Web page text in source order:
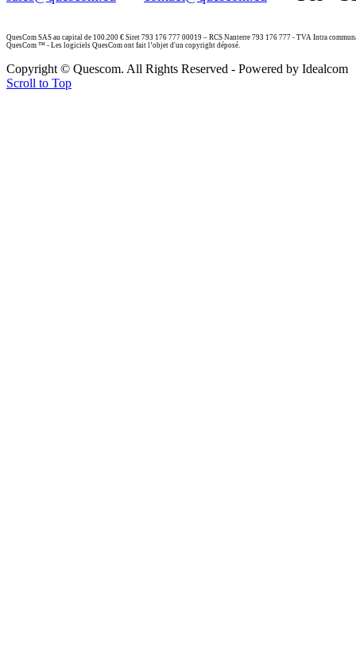
QuesCom SAS au capital de 100.200 € Siret 793 176 777 00019 – RCS Nanterre 793 176 777 - TVA Intra
QuesCom ™ - Les logiciels QuesCom ont fait l’objet d'un copyright déposé.
Copyright © Quescom. All Rights Reserved - Powered by Idealcom
Scroll to Top